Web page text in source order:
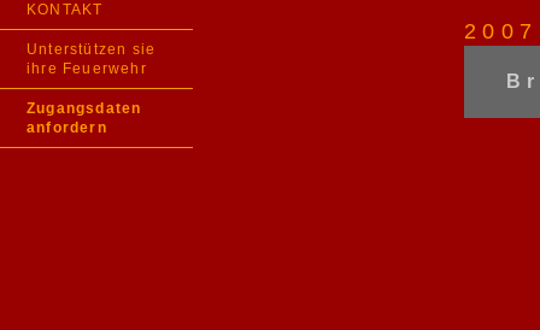
KONTAKT
Unterstützen sie
ihre Feuerwehr
Zugangsdaten
anfordern